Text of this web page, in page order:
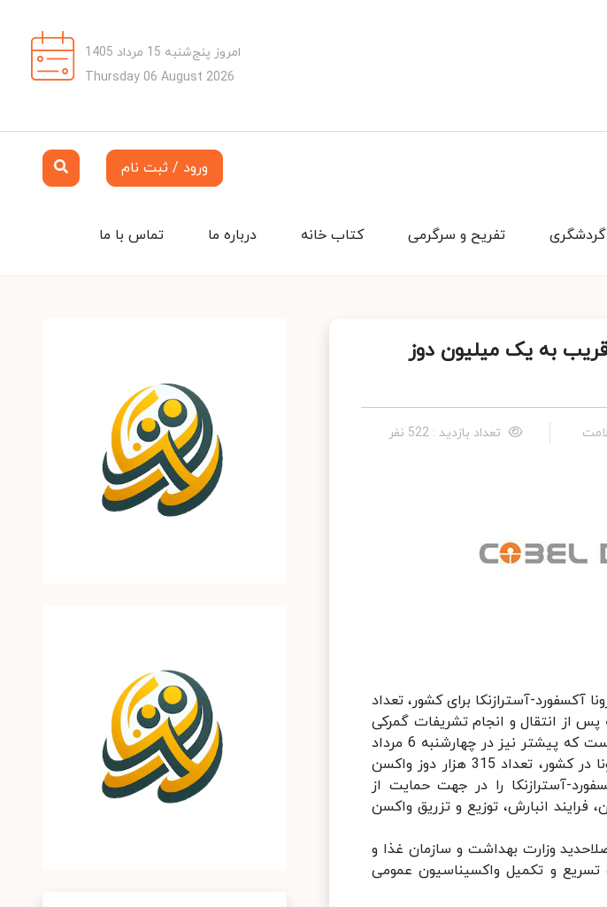
امروز پنج‌شنبه 15 مرداد 1405
Thursday 06 August 2026
ورود / ثبت نام
تماس با ما درباره ما کتاب خانه تفریح و سرگرمی گردشگری
به یک میلیون دوز
تعداد بازدید : 522 نفر
کرونا آکسفورد-آسترازنکا برای کشور، تعداد
پس از انتقال و انجام تشریفات گمرکی
در فرودگاه امام خمینی تهران به مسئولان وزارت بهداشت تحویل داد. این در حالی است که پیشتر نیز در چهارشنبه 6 مرداد
ماه سال جاری این شرکت به عنوان اولین شرکت خصوصی تامین کننده واکسن کرونا در کشور، تعداد 315 هزار دوز واکسن
توانسته 963 هزار دوز واکسن آکسفورد-آسترازنکا را در جهت حمایت از
انبارش، توزیع و تزریق واکسن
وزارت بهداشت و سازمان غذا و
تسریع و تکمیل واکسیناسیون عمومی